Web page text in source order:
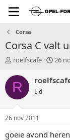
Corsa
Corsa C valt
T
p
a
r
roelfscafe
S
a
u
26
R Lid
26 nov 2011
goeie avond